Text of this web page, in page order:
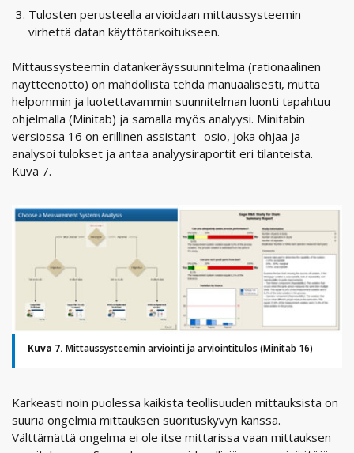
Tulosten perusteella arvioidaan mittaussysteemin
virhettä datan käyttötarkoitukseen.
Mittaussysteemin datankeräyssuunnitelma (rationaalinen
näytteenotto) on mahdollista tehdä manuaalisesti, mutta
helpommin ja luotettavammin suunnitelman luonti tapahtuu
ohjelmalla (Minitab) ja samalla myös analyysi. Minitabin
versiossa 16 on erillinen assistant -osio, joka ohjaa ja
analysoi tulokset ja antaa analyysiraportit eri tilanteista.
Kuva 7.
Kuva 7. Mittaussysteemin arviointi ja arviointitulos (Minitab 16)
Karkeasti noin puolessa kaikista teollisuuden mittauksista on
suuria ongelmia mittauksen suorituskyvyn kanssa.
Välttämättä ongelma ei ole itse mittarissa vaan mittauksen